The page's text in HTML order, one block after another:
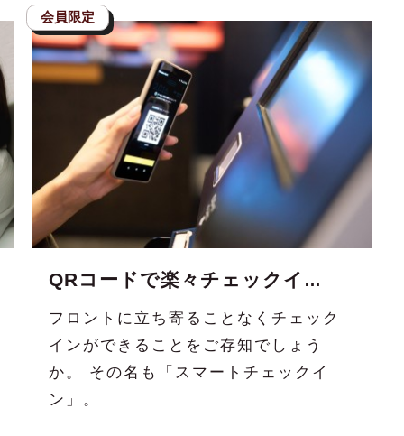
QRコードで楽々チェックイン！「スマートチェックイン」のススメ
フロントに立ち寄ることなくチェック
インができることをご存知でしょう
か。 その名も「スマートチェックイ
ン」。